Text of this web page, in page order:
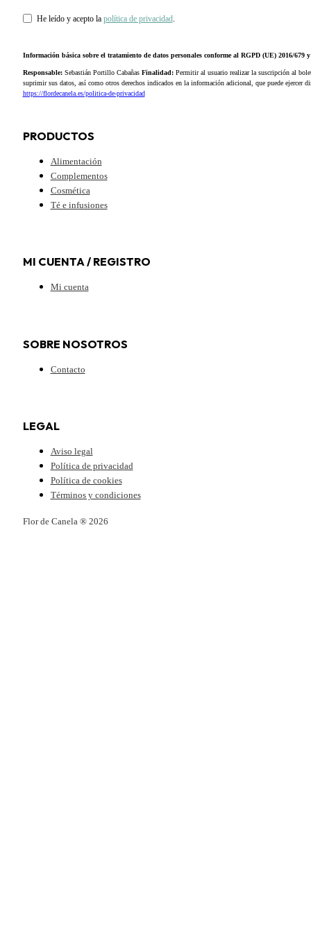
He leído y acepto la política de privacidad.
Información básica sobre el tratamiento de datos personales conforme al RGPD (UE) 2016/679
Responsable:Sebastián Portillo Cabañas Finalidad:Permitir al usuario realizar la suscripción al
suprimir sus datos, así como otros derechos indicados en la información adicional, que puede
https://flordecanela.es/politica-de-privacidad
PRODUCTOS
Alimentación
Complementos
Cosmética
Té e infusiones
MI CUENTA / REGISTRO
Mi cuenta
SOBRE NOSOTROS
Contacto
LEGAL
Aviso legal
Política de privacidad
Política de cookies
Términos y condiciones
Flor de Canela ® 2026